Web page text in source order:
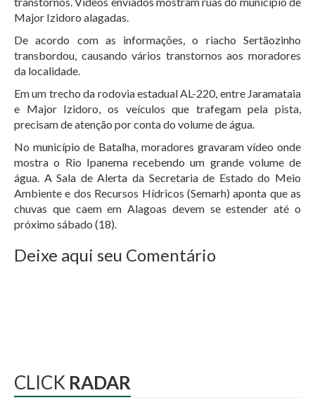
Major Izidoro alagadas.
De acordo com as informações, o riacho Sertãozinho
transbordou, causando vários transtornos aos moradores
da localidade.
Em um trecho da rodovia estadual AL-220, entre Jaramataia
e Major Izidoro, os veículos que trafegam pela pista,
precisam de atenção por conta do volume de água.
No município de Batalha, moradores gravaram vídeo onde
mostra o Rio Ipanema recebendo um grande volume de
água. A Sala de Alerta da Secretaria de Estado do Meio
Ambiente e dos Recursos Hídricos (Semarh) aponta que as
chuvas que caem em Alagoas devem se estender até o
próximo sábado (18).
Deixe aqui seu Comentário
CLICK RADAR